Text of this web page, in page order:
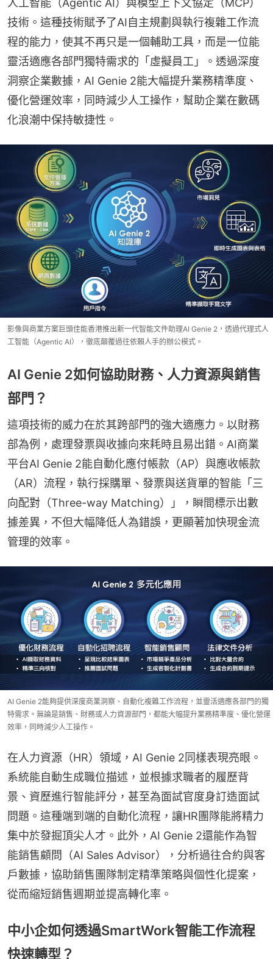
人工智能（Agentic AI）與模型上下文協定（MCP）
技術。這種技術賦予了AI自主規劃與執行複雜工作流
程的能力，使其不再只是一個輔助工具，而是一位能
靈活適應各部門獨特需求的「虛擬員工」。透過深度
洞察企業數據，AI Genie 2能大幅提升業務精準度、
優化營運效率，同時減少人工操作，幫助企業在數碼
化浪潮中保持敏捷性。
影像與商業方案巨頭佳能香港推出新一代智能文件助理AI Genie 2，透過代理式人
工智能（Agentic AI），徹底顛覆過往依賴人手的辦公模式。
AI Genie 2如何協助財務、人力資源與銷售
部門？
這項技術的威力在於其跨部門的強大適應力。以財務
部為例，處理發票與收據向來耗時且易出錯。AI商業
平台AI Genie 2能自動化應付帳款（AP）與應收帳款
（AR）流程，執行採購單、發票與送貨單的智能「三
向配對（Three-way Matching）」，瞬間標示出數
據差異，不但大幅降低人為錯誤，更顯著加快現金流
管理的效率。
AI Genie 2能夠提供深度商業洞察、自動化複雜工作流程，並靈活適應各部門的獨
特需求。無論是銷售、財務或人力資源部門，都能大幅提升業務精準度、優化營運
效率，同時減少人工操作。
在人力資源（HR）領域，AI Genie 2同樣表現亮眼。
系統能自動生成職位描述，並根據求職者的履歷背
景、資歷進行智能評分，甚至為面試官度身訂造面試
問題。這種端到端的自動化流程，讓HR團隊能將精力
集中於發掘頂尖人才。此外，AI Genie 2還能作為智
能銷售顧問（AI Sales Advisor），分析過往合約與客
戶數據，協助銷售團隊制定精準策略與個性化提案，
從而縮短銷售週期並提高轉化率。
中小企如何透過SmartWork智能工作流程
快速轉型？